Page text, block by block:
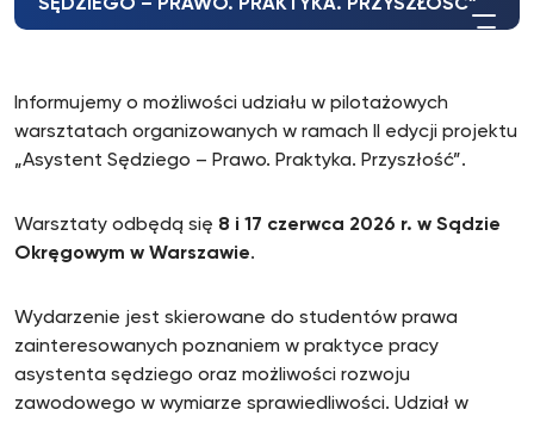
SĘDZIEGO – PRAWO. PRAKTYKA. PRZYSZŁOŚĆ”
Informujemy o możliwości udziału w pilotażowych
warsztatach organizowanych w ramach II edycji projektu
„Asystent Sędziego – Prawo. Praktyka. Przyszłość”.
Warsztaty odbędą się 8 i 17 czerwca 2026 r. w Sądzie
Okręgowym w Warszawie.
Wydarzenie jest skierowane do studentów prawa
zainteresowanych poznaniem w praktyce pracy
asystenta sędziego oraz możliwości rozwoju
zawodowego w wymiarze sprawiedliwości. Udział w